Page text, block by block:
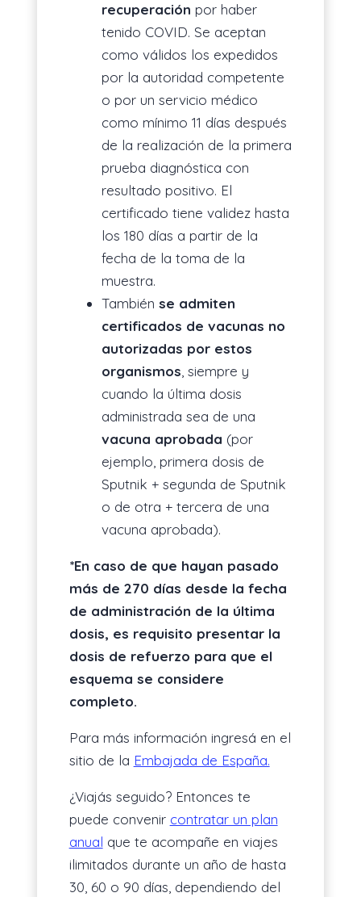
recuperación por haber
tenido COVID. Se aceptan
como válidos los expedidos
por​ la autoridad competente
o por un servicio médico
como mínimo 11 días después
de la realización de la primera
prueba diagnóstica con
resultado positivo. El
certificado tiene validez hasta
los 180 días a partir de la
fecha de la toma de la
muestra.
También se admiten
certificados de vacunas no
autorizadas por estos
organismos, siempre y
cuando la última dosis
administrada sea de una
vacuna aprobada (por
ejemplo, primera dosis de
Sputnik + segunda de Sputnik
o de otra + tercera de una
vacuna aprobada).
*En caso de que hayan pasado
más de 270 días desde la fecha
de administración de la última
dosis, es requisito presentar la
dosis de refuerzo para que el
esquema se considere
completo.
Para más información ingresá en el
sitio de la Embajada de España.
¿Viajás seguido? Entonces te
puede convenir contratar un plan
anual que te acompañe en viajes
ilimitados durante un año de hasta
30, 60 o 90 días, dependiendo del